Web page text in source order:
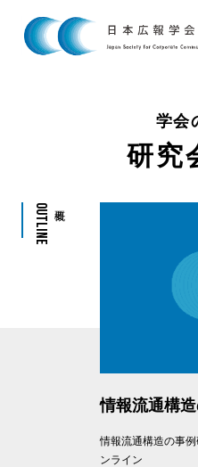
学会
研究
Outline
情報流通構
情報流通構造の事
ンライン